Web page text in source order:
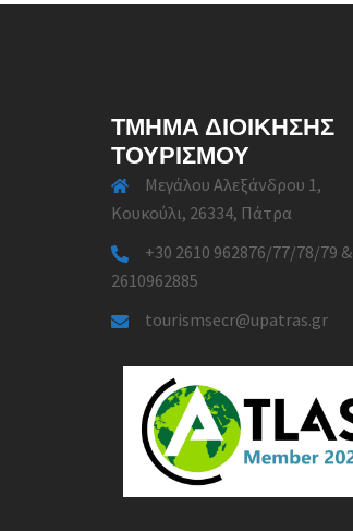
ΤΜΉΜΑ ΔΙΟΊΚΗΣΗΣ
ΤΟΥΡΙΣΜΟΎ
Μεγάλου Αλεξάνδρου 1,
Κουκούλι, 26334, Πάτρα
+30 2610 962876/77/78/79 &
2610962885
tourismsecr@upatras.gr